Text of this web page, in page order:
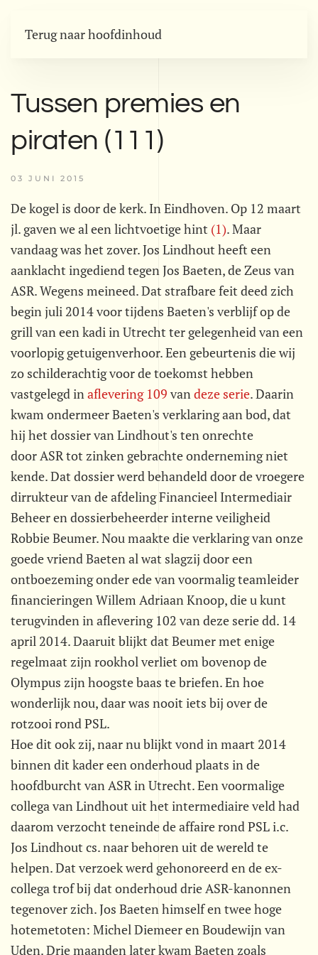
Terug naar hoofdinhoud
Tussen premies en
piraten (111)
03 JUNI 2015
De kogel is door de kerk. In Eindhoven. Op 12 maart
jl. gaven we al een lichtvoetige hint (1). Maar
vandaag was het zover. Jos Lindhout heeft een
aanklacht ingediend tegen Jos Baeten, de Zeus van
ASR. Wegens meineed. Dat strafbare feit deed zich
begin juli 2014 voor tijdens Baeten's verblijf op de
grill van een kadi in Utrecht ter gelegenheid van een
voorlopig getuigenverhoor. Een gebeurtenis die wij
zo schilderachtig voor de toekomst hebben
vastgelegd inaflevering 109 vandeze serie. Daarin
kwam ondermeer Baeten's verklaring aan bod, dat
hij het dossier van Lindhout's ten onrechte
door ASR tot zinken gebrachte onderneming niet
kende. Dat dossier werd behandeld door de vroegere
dirrukteur van de afdeling Financieel Intermediair
Beheer en dossierbeheerder interne veiligheid
Robbie Beumer. Nou maakte die verklaring van onze
goede vriend Baeten al wat slagzij door een
ontboezeming onder ede van voormalig teamleider
financieringen Willem Adriaan Knoop, die u kunt
terugvinden in aflevering 102 van deze serie dd. 14
april 2014. Daaruit blijkt dat Beumer met enige
regelmaat zijn rookhol verliet om bovenop de
Olympus zijn hoogste baas te briefen. En hoe
wonderlijk nou, daar was nooit iets bij over de
rotzooi rond PSL.
Hoe dit ook zij, naar nu blijkt vond in maart 2014
binnen dit kader een onderhoud plaats in de
hoofdburcht van ASR in Utrecht. Een voormalige
collega van Lindhout uit het intermediaire veld had
daarom verzocht teneinde de affaire rond PSL i.c.
Jos Lindhout cs. naar behoren uit de wereld te
helpen. Dat verzoek werd gehonoreerd en de ex-
collega trof bij dat onderhoud drie ASR-kanonnen
tegenover zich. Jos Baeten himself en twee hoge
hotemetoten: Michel Diemeer en Boudewijn van
Uden. Drie maanden later kwam Baeten zoals